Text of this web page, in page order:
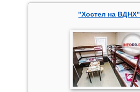
"Хостел на ВДНХ"